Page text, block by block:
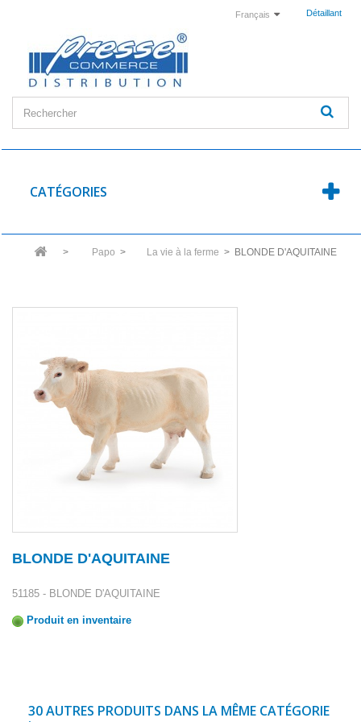
Détaillant
Français
CATÉGORIES
> Papo > La vie à la ferme > BLONDE D'AQUITAINE
BLONDE D'AQUITAINE
51185 - BLONDE D'AQUITAINE
Produit en inventaire
30 AUTRES PRODUITS DANS LA MÊME CATÉGORIE